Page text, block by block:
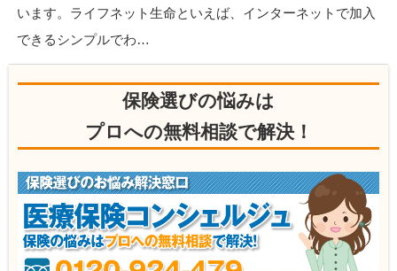
います。ライフネット生命といえば、インターネットで加入
できるシンプルでわ…
保険選びの悩みは
プロへの無料相談で解決！